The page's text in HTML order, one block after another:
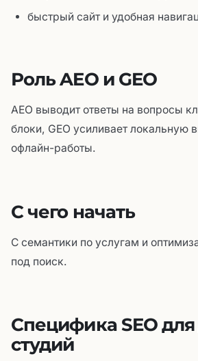
быстрый сайт и удобная
Роль AEO и GEO
AEO выводит ответы на вопросы
блоки, GEO усиливает локальную
офлайн-работы.
С чего начать
С семантики по услугам и
под поиск.
Специфика SEO
студий